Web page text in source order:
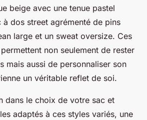
beige avec une tenue pastel
à dos street agrémenté de pins
large et un sweat oversize. Ces
non seulement de rester
mais aussi de personnaliser son
un véritable reflet de soi.
dans le choix de votre sac et
adaptés à ces styles variés, une